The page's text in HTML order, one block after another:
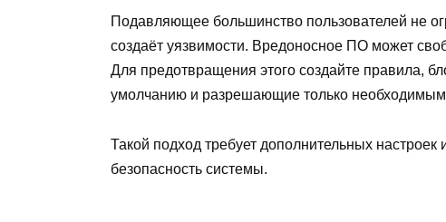
Подавляющее большинство пользователей не
создаёт уязвимости. Вредоносное ПО может
Для предотвращения этого создайте правила,
умолчанию и разрешающие только необходимым
Такой подход требует дополнительных
безопасность системы.